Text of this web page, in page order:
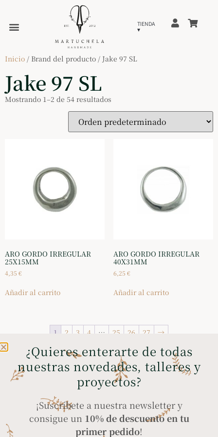
Inicio / Brand del producto / Jake 97 SL
Jake 97 SL
Mostrando 1–2 de 54 resultados
ARO GORDO IRREGULAR
25X15MM
4,35 €
Añadir al carrito
ARO GORDO IRREGULAR
40X31MM
6,25 €
Añadir al carrito
1 2 3 4 … 25 26 27 →
ENVÍOS GRATIS A
PENÍNSULA Y BALEARES
en compras superiores
COMPRA SEGURA
a través de tarjeta
PayPal
¿Quieres enterarte de todas
nuestras novedades, talleres y
proyectos?
¡Suscríbete a nuestra newsletter y
consigue un 10% de descuento en tu
primer pedido!